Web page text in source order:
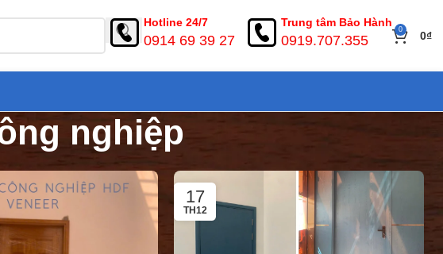
Hotline 24/7
0914 69 39 27
Trung tâm Bảo Hành
0919.707.355
0 0₫
nghiệp
17
TH12